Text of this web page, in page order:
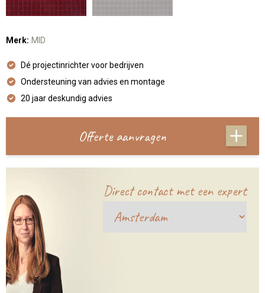
Merk: MID
Dé projectinrichter voor bedrijven
Ondersteuning van advies en montage
20 jaar deskundig advies
Offerte aanvragen
Direct contact met een expert